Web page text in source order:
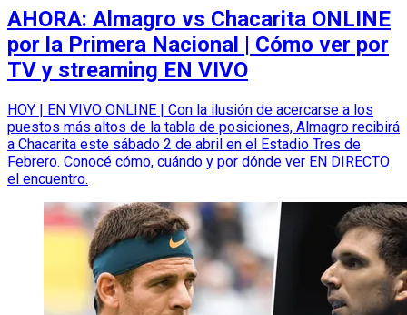
AHORA: Almagro vs Chacarita ONLINE
por la Primera Nacional | Cómo ver por
TV y streaming EN VIVO
HOY | EN VIVO ONLINE | Con la ilusión de acercarse a los
puestos más altos de la tabla de posiciones, Almagro recibirá
a Chacarita este sábado 2 de abril en el Estadio Tres de
Febrero. Conocé cómo, cuándo y por dónde ver EN DIRECTO
el encuentro.